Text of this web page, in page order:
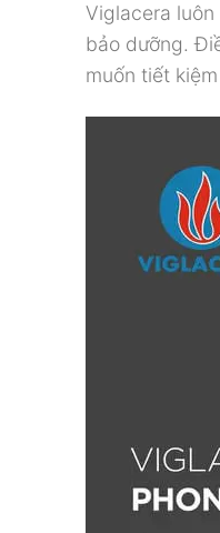
Viglacera
bảo dưỡng.
muốn tiết